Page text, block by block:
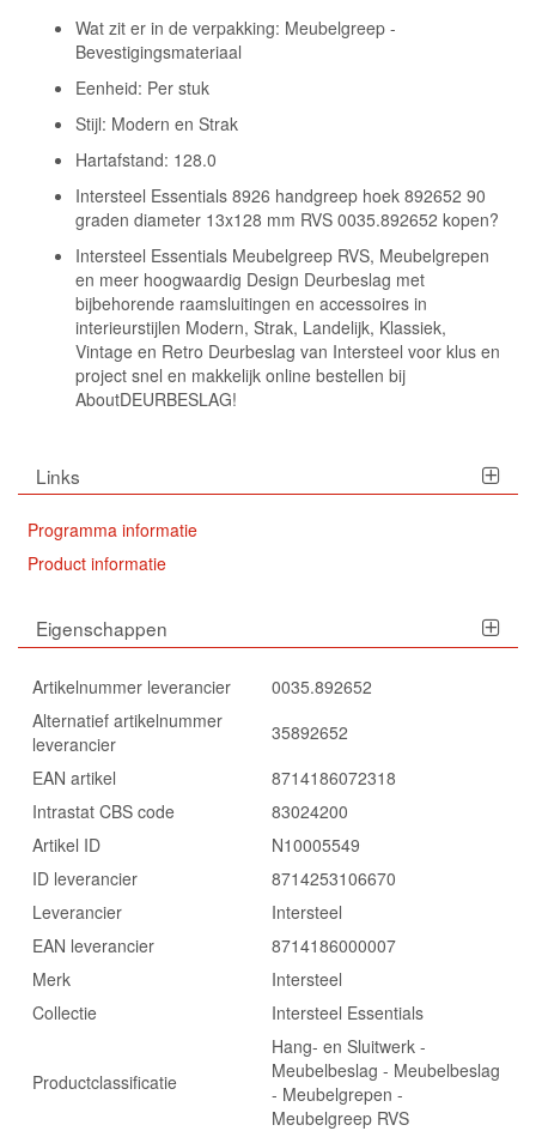
Wat zit er in de verpakking: Meubelgreep -
Bevestigingsmateriaal
Eenheid: Per stuk
Stijl: Modern en Strak
Hartafstand: 128.0
Intersteel Essentials 8926 handgreep hoek 892652 90
graden diameter 13x128 mm RVS 0035.892652 kopen?
Intersteel Essentials Meubelgreep RVS, Meubelgrepen
en meer hoogwaardig Design Deurbeslag met
bijbehorende raamsluitingen en accessoires in
interieurstijlen Modern, Strak, Landelijk, Klassiek,
Vintage en Retro Deurbeslag van Intersteel voor klus en
project snel en makkelijk online bestellen bij
AboutDEURBESLAG!
Links
Programma informatie
Product informatie
Eigenschappen
Artikelnummer leverancier
0035.892652
Alternatief artikelnummer
leverancier
35892652
EAN artikel
8714186072318
Intrastat CBS code
83024200
Artikel ID
N10005549
ID leverancier
8714253106670
Leverancier
Intersteel
EAN leverancier
8714186000007
Merk
Intersteel
Collectie
Intersteel Essentials
Productclassificatie
Hang- en Sluitwerk -
Meubelbeslag - Meubelbeslag
- Meubelgrepen -
Meubelgreep RVS